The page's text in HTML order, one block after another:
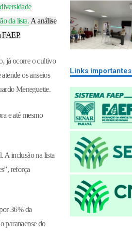
da lista. A análise
FAEP.
já ocorre o cultivo
os anseios
Meneguette.
e até mesmo
A inclusão na lista
reforça
36% da
paranaense do
Links importantes